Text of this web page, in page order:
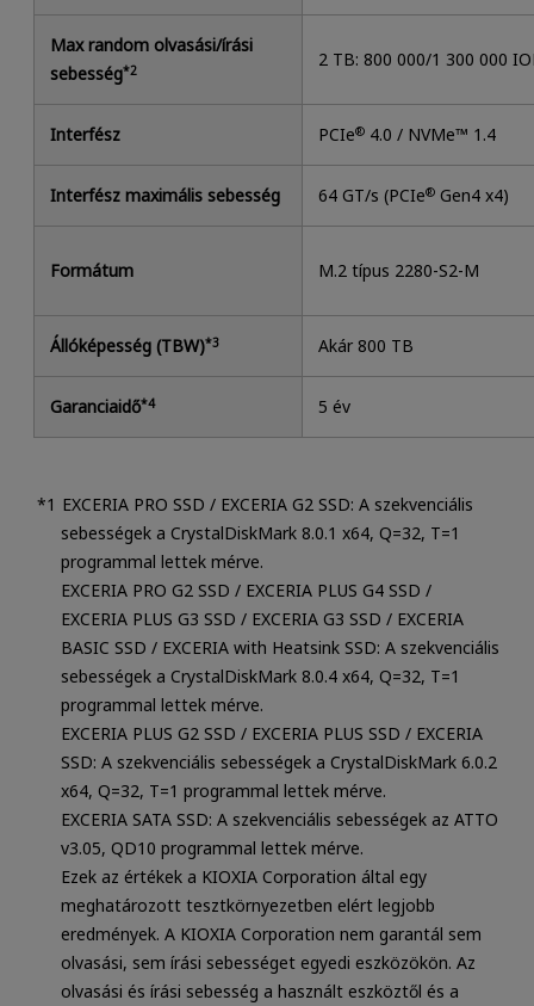
Max random olvasási/írási
sebesség*2 2 TB: 800 000/1 300 000
Interfész PCIe® 4.0 / NVMe™ 1.4
Interfész maximális sebesség 64 GT/s (PCIe® Gen4 x4)
Formátum M.2 típus 2280-S2-M
Állóképesség (TBW)*3 Akár 800 TB
Garanciaidő*4 5 év
EXCERIA PRO SSD / EXCERIA G2 SSD: A szekvenciális
sebességek a CrystalDiskMark 8.0.1 x64, Q=32, T=1
programmal lettek mérve.
EXCERIA PRO G2 SSD / EXCERIA PLUS G4 SSD /
EXCERIA PLUS G3 SSD / EXCERIA G3 SSD / EXCERIA
BASIC SSD / EXCERIA with Heatsink SSD: A szekvenciális
sebességek a CrystalDiskMark 8.0.4 x64, Q=32, T=1
programmal lettek mérve.
EXCERIA PLUS G2 SSD / EXCERIA PLUS SSD / EXCERIA
SSD: A szekvenciális sebességek a CrystalDiskMark 6.0.2
x64, Q=32, T=1 programmal lettek mérve.
EXCERIA SATA SSD: A szekvenciális sebességek az ATTO
v3.05, QD10 programmal lettek mérve.
Ezek az értékek a KIOXIA Corporation által egy
meghatározott tesztkörnyezetben elért legjobb
eredmények. A KIOXIA Corporation nem garantál sem
olvasási, sem írási sebességet egyedi eszközökön. Az
olvasási és írási sebesség a használt eszköztől és a